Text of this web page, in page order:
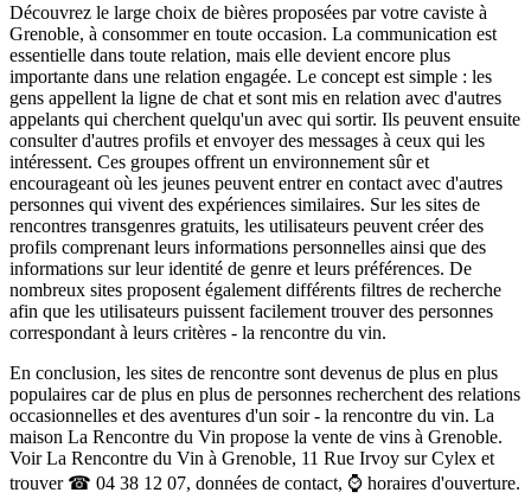
Découvrez le large choix de bières proposées par votre caviste à
Grenoble, à consommer en toute occasion. La communication est
essentielle dans toute relation, mais elle devient encore plus
importante dans une relation engagée. Le concept est simple : les
gens appellent la ligne de chat et sont mis en relation avec d'autres
appelants qui cherchent quelqu'un avec qui sortir. Ils peuvent ensuite
consulter d'autres profils et envoyer des messages à ceux qui les
intéressent. Ces groupes offrent un environnement sûr et
encourageant où les jeunes peuvent entrer en contact avec d'autres
personnes qui vivent des expériences similaires. Sur les sites de
rencontres transgenres gratuits, les utilisateurs peuvent créer des
profils comprenant leurs informations personnelles ainsi que des
informations sur leur identité de genre et leurs préférences. De
nombreux sites proposent également différents filtres de recherche
afin que les utilisateurs puissent facilement trouver des personnes
correspondant à leurs critères - la rencontre du vin.
En conclusion, les sites de rencontre sont devenus de plus en plus
populaires car de plus en plus de personnes recherchent des relations
occasionnelles et des aventures d'un soir - la rencontre du vin. La
maison La Rencontre du Vin propose la vente de vins à Grenoble.
Voir La Rencontre du Vin à Grenoble, 11 Rue Irvoy sur Cylex et
trouver ☎ 04 38 12 07, données de contact, ⌚ horaires d'ouverture.